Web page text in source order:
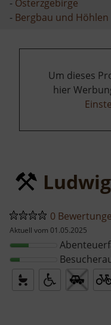
- Osterzgebirge
- Bergbau und Höhlen
Um dieses
hier
0
Aktuell vom 01.05.2025